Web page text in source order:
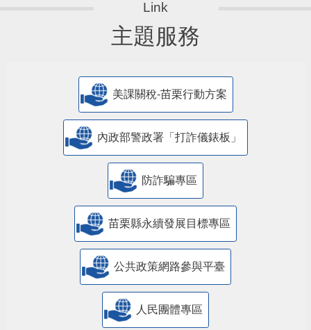
主題服務
美課關稅-苗栗行動方案
內政部警政署「打詐儀錶板」
防詐騙專區
苗栗縣永續發展目標專區
公共政策網路參與平臺
人民團體專區